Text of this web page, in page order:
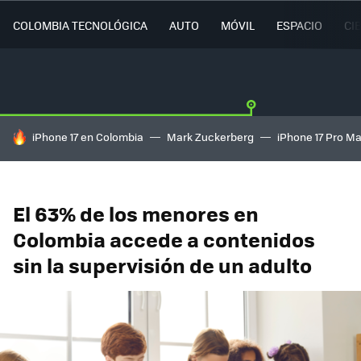
COLOMBIA TECNOLÓGICA AUTO MÓVIL ESPACIO
HOY SE HABLA DE
iPhone 17 en Colombia Mark Zuckerberg iPhone 17 Pro
El 63% de los menores en
Colombia accede a contenidos
sin la supervisión de un adulto